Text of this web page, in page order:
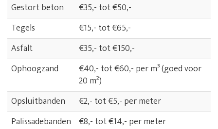
Gestort beton
€35,- tot €50,-
Tegels
€15,- tot €65,-
Asfalt
€35,- tot €150,-
Ophoogzand
€40,- tot €60,- per m³ (goed voor
20 m²)
Opsluitbanden
€2,- tot €5,- per meter
Palissadebanden €8,- tot €14,- per meter